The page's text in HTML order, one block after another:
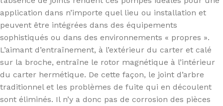
application dans n’importe quel lieu ou installation et
peuvent être intégrées dans des équipements
sophistiqués ou dans des environnements « propres ».
L’aimant d’entraînement, à l’extérieur du carter et calé
sur la broche, entraîne le rotor magnétique à l’intérieur
du carter hermétique. De cette façon, le joint d’arbre
traditionnel et les problèmes de fuite qui en découlent
sont éliminés. Il n’y a donc pas de corrosion des pièces